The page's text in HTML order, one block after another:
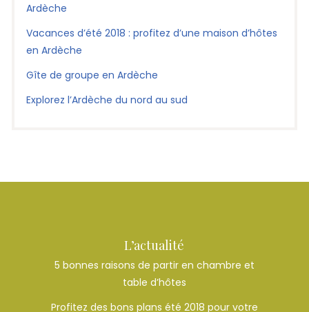
Ardèche
Vacances d’été 2018 : profitez d’une maison d’hôtes
en Ardèche
Gîte de groupe en Ardèche
Explorez l’Ardèche du nord au sud
L’actualité
5 bonnes raisons de partir en chambre et
table d’hôtes
Profitez des bons plans été 2018 pour votre